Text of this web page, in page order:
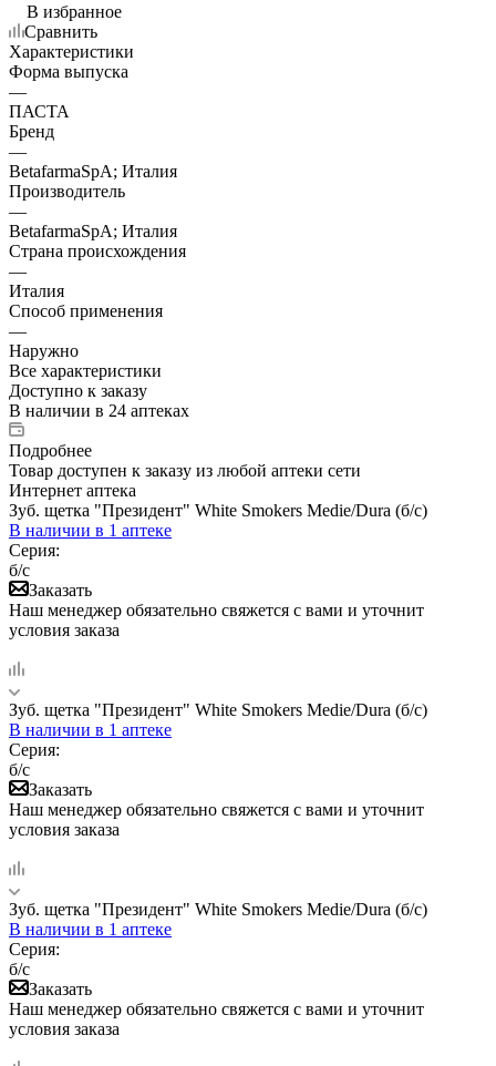
В избранное
Сравнить
Характеристики
Форма выпуска
—
ПАСТА
Бренд
—
BetafarmaSpA; Италия
Производитель
—
BetafarmaSpA; Италия
Страна происхождения
—
Италия
Способ применения
—
Наружно
Все характеристики
Доступно к заказу
В наличии в 24 аптеках
Подробнее
Товар доступен к заказу из любой аптеки сети
Интернет аптека
Зуб. щетка "Президент" White Smokers Medie/Dura (б/с)
В наличии в 1 аптеке
Серия:
б/с
Заказать
Наш менеджер обязательно свяжется с вами и уточнит
условия заказа
Зуб. щетка "Президент" White Smokers Medie/Dura (б/с)
В наличии в 1 аптеке
Серия:
б/с
Заказать
Наш менеджер обязательно свяжется с вами и уточнит
условия заказа
Зуб. щетка "Президент" White Smokers Medie/Dura (б/с)
В наличии в 1 аптеке
Серия:
б/с
Заказать
Наш менеджер обязательно свяжется с вами и уточнит
условия заказа